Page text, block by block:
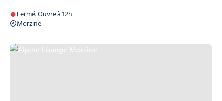
Fermé. Ouvre à 12h
Morzine
Alpine Lounge Morzine, © Alpine Lounge